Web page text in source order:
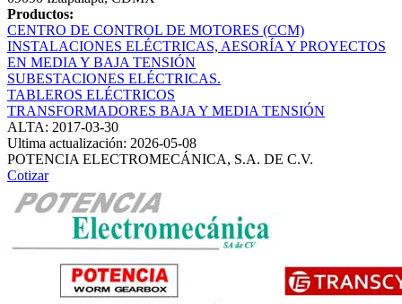
Productos:
CENTRO DE CONTROL DE MOTORES (CCM)
INSTALACIONES ELÉCTRICAS, AESORÍA Y PROYECTOS
EN MEDIA Y BAJA TENSIÓN
SUBESTACIONES ELÉCTRICAS.
TABLEROS ELÉCTRICOS
TRANSFORMADORES BAJA Y MEDIA TENSIÓN
ALTA: 2017-03-30
Ultima actualización: 2026-05-08
POTENCIA ELECTROMECÁNICA, S.A. DE C.V.
Cotizar